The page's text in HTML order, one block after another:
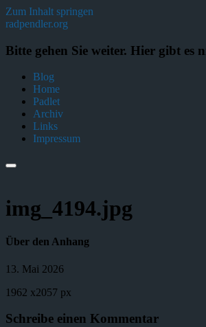
Zum Inhalt springen
radpendler.org
Bitte gehen Sie weiter. Hier gibt es
Blog
Home
Padlet
Archiv
Links
Impressum
img_4194.jpg
Über den Anhang
13. Mai 2026
1962 x2057 px
Schreibe einen Kommentar